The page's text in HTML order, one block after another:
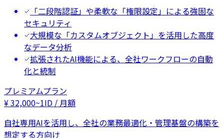
「二段階認証」や柔軟な「権限設定」による強固な
セキュリティ
大規模な「カスタムオブジェクト」を活用した高度
なデータ分析
拡張されたAI機能による、全社ワークフローの自動
化と統制
プレミアムプラン
¥32,000~1ID / 月額
自社専用AIを活用し、全社の業務最適化・管理基盤の構築を
想定する方向け